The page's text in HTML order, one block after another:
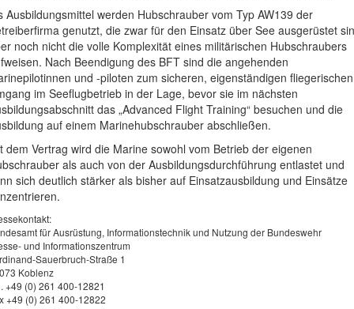
Ausbildungsmittel werden Hubschrauber vom Typ AW139 der
genutzt, die zwar für den Einsatz über See ausgerüstet
noch nicht die volle Komplexität eines militärischen Hubschraubers
Nach Beendigung des BFT sind die angehenden
und -piloten zum sicheren, eigenständigen fliegerischen
im Seeflugbetrieb in der Lage, bevor sie im nächsten
das „Advanced Flight Training“ besuchen und die
auf einem Marinehubschrauber abschließen.
dem Vertrag wird die Marine sowohl vom Betrieb der eigenen
als auch von der Ausbildungsdurchführung entlastet und
sich deutlich stärker als bisher auf Einsatzausbildung und Einsätze
für Ausrüstung, Informationstechnik und Nutzung der Bundeswehr
und Informationszentrum
Sauerbruch-Straße 1
Koblenz
+49 (0) 261 400-12821
+49 (0) 261 400-12822